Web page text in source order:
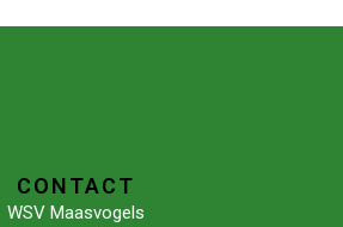
CONTACT
WSV Maasvogels